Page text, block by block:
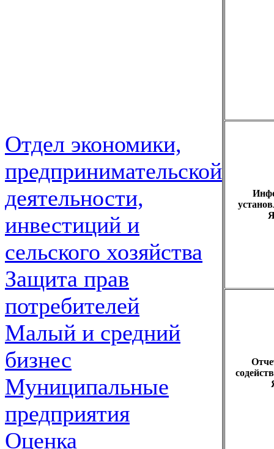
Отдел экономики,
предпринимательской
деятельности,
инвестиций и
сельского хозяйства
Защита прав
потребителей
Малый и средний
бизнес
Муниципальные
предприятия
Оценка